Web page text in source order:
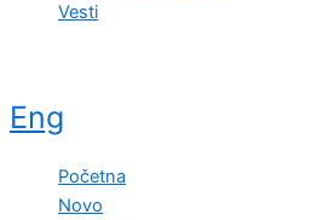
Vesti
Eng
Početna
Novo